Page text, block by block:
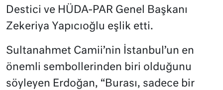
Destici ve HÜDA-PAR Genel Başkanı
Zekeriya Yapıcıoğlu eşlik etti.
Sultanahmet Camii’nin İstanbul’un en
önemli sembollerinden biri olduğunu
söyleyen Erdoğan, “Burası, sadece bir